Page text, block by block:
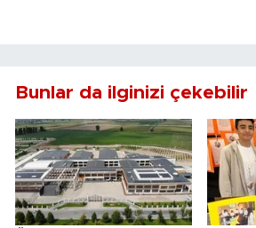
Bunlar da ilginizi çekebilir